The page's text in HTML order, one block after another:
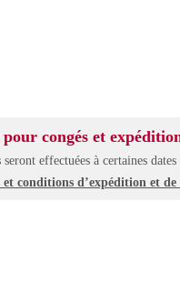
congés et
seront effectuées à certaines
et conditions d’expédition et